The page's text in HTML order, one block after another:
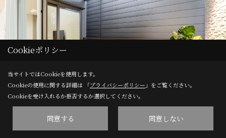
真夏の暑い日はシェードを壁面に取り付け屋根にも使えます！
Cookieポリシー
当サイトではCookieを使用します。
Cookieの使用に関する詳細は 「プライバシーポリシー 」をご覧ください。
Cookieを受け入れるか拒否するか選択してください。
同意する 同意しない